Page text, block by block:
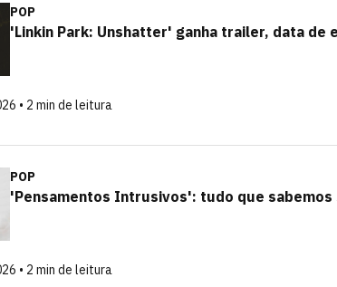
POP
'Linkin Park: Unshatter' ganha trailer, data de
• 2 min de leitura
POP
'Pensamentos Intrusivos': tudo que
• 2 min de leitura